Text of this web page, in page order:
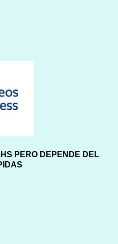
PERO DEPENDE DEL